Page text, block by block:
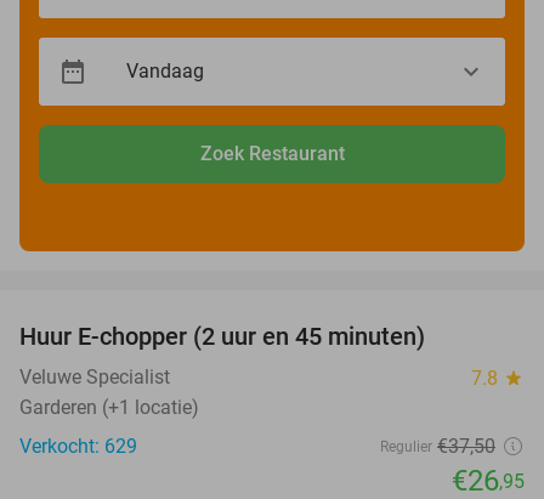
Zoek Restaurant
Huur E-chopper (2 uur en 45 minuten)
Veluwe Specialist 7.8 star
Garderen (+1 locatie)
Verkocht: 629
Regulier €37,50
€26,95